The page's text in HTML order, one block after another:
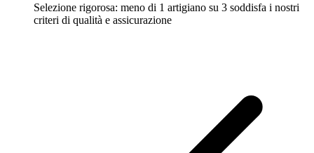
Selezione rigorosa: meno di 1 artigiano su 3 soddisfa i nostri
criteri di qualità e assicurazione